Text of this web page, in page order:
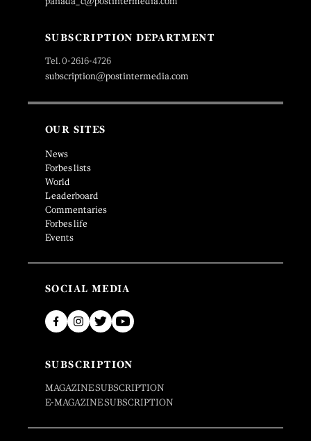
SUBSCRIPTION DEPARTMENT
Tel. 0-2616-4726
subscription@postintermedia.com
OUR SITES
News
Forbes lists
World
Leaderboard
Commentaries
Forbes life
Events
SOCIAL MEDIA
SUBSCRIPTION
MAGAZINE SUBSCRIPTION
E-MAGAZINE SUBSCRIPTION